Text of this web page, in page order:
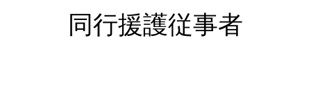
同行援護従事者